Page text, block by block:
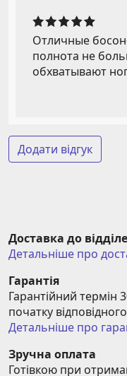
Отличные
полнота не
обхватывают
Додати відгук
Доставка до
Детальніше про
Гарантія
Гарантійний термін
початку
Детальніше про
Зручна оплата
Готівкою при